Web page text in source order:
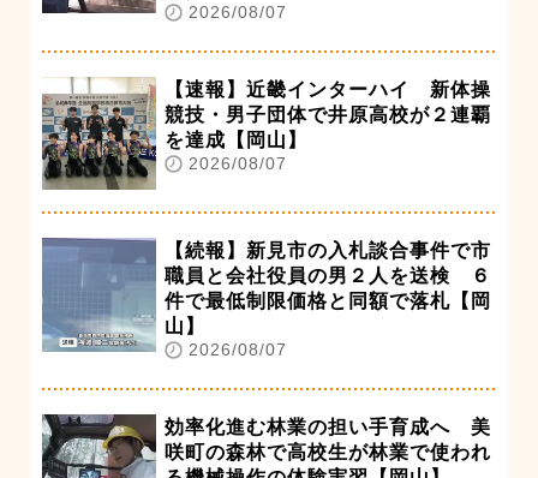
2026/08/07
【速報】近畿インターハイ 新体操
競技・男子団体で井原高校が２連覇
を達成【岡山】
2026/08/07
【続報】新見市の入札談合事件で市
職員と会社役員の男２人を送検 ６
件で最低制限価格と同額で落札【岡
山】
2026/08/07
効率化進む林業の担い手育成へ 美
咲町の森林で高校生が林業で使われ